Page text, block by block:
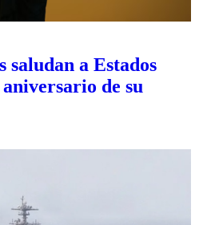
saludan a Estados
de su